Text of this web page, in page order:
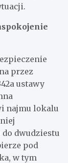
przez
ustawy
najmu lokalu
dwudziestu
pod
w tym